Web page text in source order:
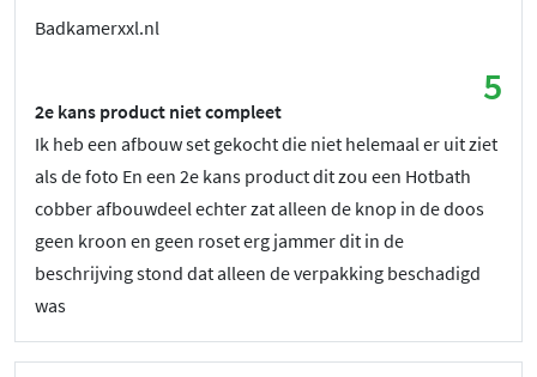
Badkamerxxl.nl
5
2e kans product niet compleet
Ik heb een afbouw set gekocht die niet helemaal er uit ziet
als de foto En een 2e kans product dit zou een Hotbath
cobber afbouwdeel echter zat alleen de knop in de doos
geen kroon en geen roset erg jammer dit in de
beschrijving stond dat alleen de verpakking beschadigd
was